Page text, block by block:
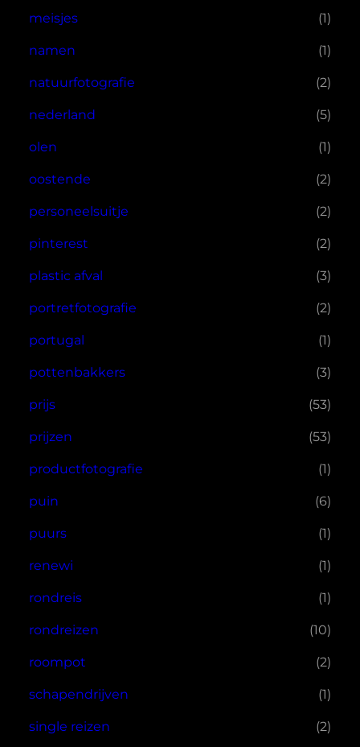
meisjes (1)
namen (1)
natuurfotografie (2)
nederland (5)
olen (1)
oostende (2)
personeelsuitje (2)
pinterest (2)
plastic afval (3)
portretfotografie (2)
portugal (1)
pottenbakkers (3)
prijs (53)
prijzen (53)
productfotografie (1)
puin (6)
puurs (1)
renewi (1)
rondreis (1)
rondreizen (10)
roompot (2)
schapendrijven (1)
single reizen (2)